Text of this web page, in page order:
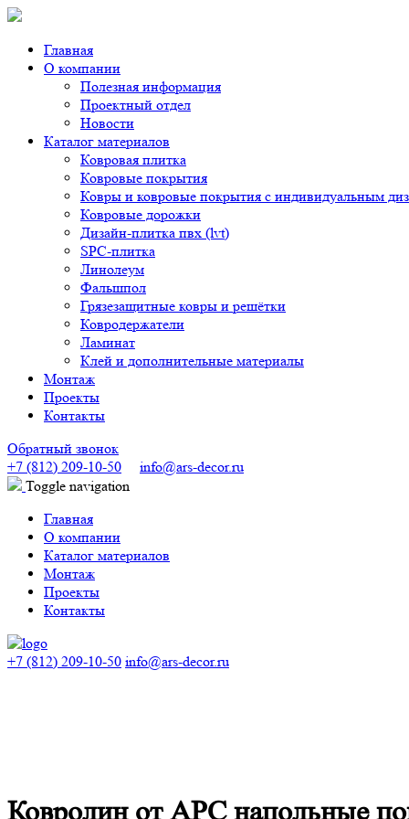
Главная
О компании
Полезная информация
Проектный отдел
Новости
Каталог материалов
Ковровая плитка
Ковровые покрытия
Ковры и ковровые покрытия с индивидуальным
Ковровые дорожки
Дизайн-плитка пвх (lvt)
SPC-плитка
Линолеум
Фальшпол
Грязезащитные ковры и решётки
Ковродержатели
Ламинат
Клей и дополнительные материалы
Монтаж
Проекты
Контакты
Обратный звонок
+7 (812) 209-10-50
info@ars-decor.ru
Toggle navigation
Главная
О компании
Каталог материалов
Монтаж
Проекты
Контакты
+7 (812) 209-10-50 info@ars-decor.ru
Ковролин от АРС напольные